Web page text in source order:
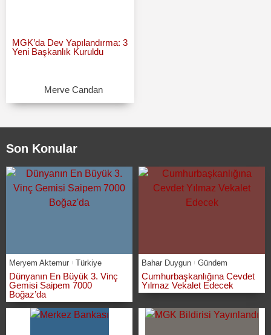
MGK’da Dev Yapılandırma: 3
Yeni Başkanlık Kuruldu
Merve Candan
Son Konular
Meryem Aktemur Türkiye
Dünyanın En Büyük 3. Vinç
Gemisi Saipem 7000
Boğaz’da
Bahar Duygun Gündem
Cumhurbaşkanlığına Cevdet
Yılmaz Vekalet Edecek